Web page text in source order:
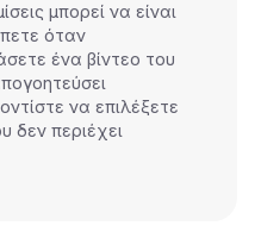
μπορεί να είναι
όταν
ένα βίντεο του
να επιλέξετε
δεν περιέχει